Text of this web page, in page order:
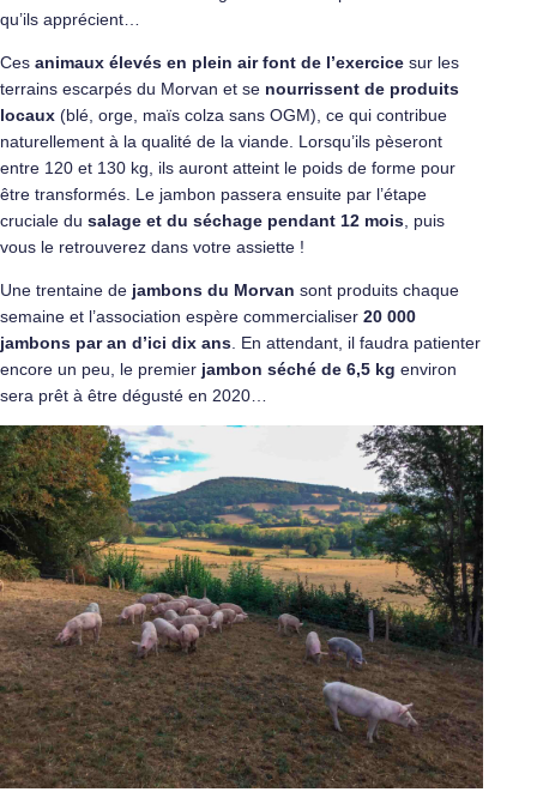
qu’ils apprécient…
Ces animaux élevés en plein air font de l’exercice sur les
terrains escarpés du Morvan et se nourrissent de produits
locaux (blé, orge, maïs colza sans OGM), ce qui contribue
naturellement à la qualité de la viande. Lorsqu’ils pèseront
entre 120 et 130 kg, ils auront atteint le poids de forme pour
être transformés. Le jambon passera ensuite par l’étape
cruciale du salage et du séchage pendant 12 mois, puis
vous le retrouverez dans votre assiette !
Une trentaine de jambons du Morvan sont produits chaque
semaine et l’association espère commercialiser 20 000
jambons par an d’ici dix ans. En attendant, il faudra patienter
encore un peu, le premier jambon séché de 6,5 kg environ
sera prêt à être dégusté en 2020…